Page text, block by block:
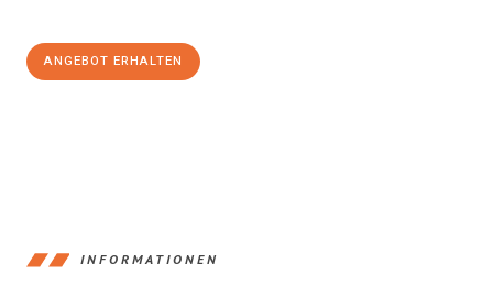
ANGEBOT ERHALTEN
INFORMATIONEN